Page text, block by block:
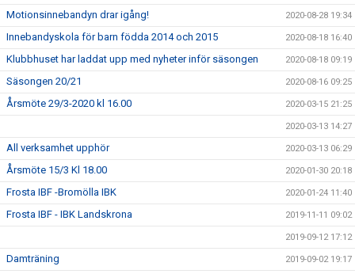
Motionsinnebandyn drar igång! 2020-08-28 19:34
Innebandyskola för barn födda 2014 och 2015 2020-08-18 16:40
Klubbhuset har laddat upp med nyheter inför säsongen 2020-08-18 09:19
Säsongen 20/21 2020-08-16 09:25
Årsmöte 29/3-2020 kl 16.00 2020-03-15 21:25
2020-03-13 14:27
All verksamhet upphör 2020-03-13 06:29
Årsmöte 15/3 Kl 18.00 2020-01-30 20:18
Frosta IBF -Bromölla IBK 2020-01-24 11:40
Frosta IBF - IBK Landskrona 2019-11-11 09:02
2019-09-12 17:12
Damträning 2019-09-02 19:17